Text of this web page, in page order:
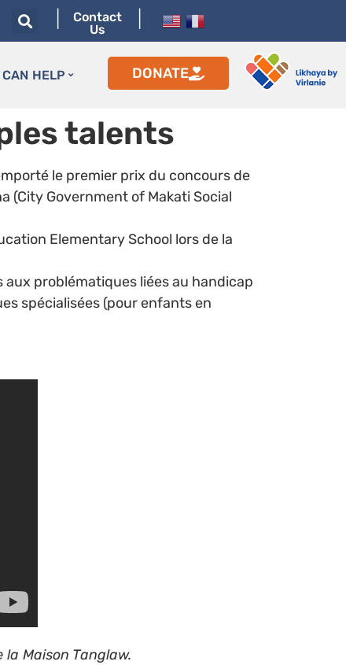
Contact
Us
CAN HELP DONATE
talents
le premier prix du concours de
(City Government of Makati Social
Elementary School lors de la
aux problématiques liées au handicap
spécialisées (pour enfants en
Maison Tanglaw.